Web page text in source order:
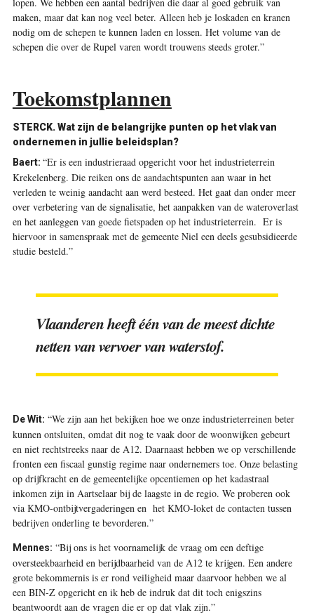
maken, maar dat kan nog veel beter. Alleen heb je loskaden en kranen
nodig om de schepen te kunnen laden en lossen. Het volume van de
schepen die over de Rupel varen wordt trouwens steeds groter.”
Toekomstplannen
STERCK. Wat zijn de belangrijke punten op het vlak van
ondernemen in jullie beleidsplan?
Baert: “Er is een industrieraad opgericht voor het industrieterrein
Krekelenberg. Die reiken ons de aandachtspunten aan waar in het
verleden te weinig aandacht aan werd besteed. Het gaat dan onder meer
over verbetering van de signalisatie, het aanpakken van de wateroverlast
en het aanleggen van goede fietspaden op het industrieterrein. Er is
hiervoor in samenspraak met de gemeente Niel een deels gesubsidieerde
studie besteld.”
Vlaanderen heeft één van de meest dichte
netten van vervoer van waterstof.
De Wit: “We zijn aan het bekijken hoe we onze industrieterreinen beter
kunnen ontsluiten, omdat dit nog te vaak door de woonwijken gebeurt
en niet rechtstreeks naar de A12. Daarnaast hebben we op verschillende
fronten een fiscaal gunstig regime naar ondernemers toe. Onze belasting
op drijfkracht en de gemeentelijke opcentiemen op het kadastraal
inkomen zijn in Aartselaar bij de laagste in de regio. We proberen ook
via KMO-ontbijtvergaderingen en het KMO-loket de contacten tussen
bedrijven onderling te bevorderen.”
Mennes: “Bij ons is het voornamelijk de vraag om een deftige
oversteekbaarheid en berijdbaarheid van de A12 te krijgen. Een andere
grote bekommernis is er rond veiligheid maar daarvoor hebben we al
een BIN-Z opgericht en ik heb de indruk dat dit toch enigszins
beantwoordt aan de vragen die er op dat vlak zijn.”